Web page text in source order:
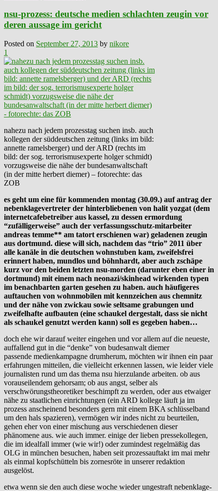
nsu-prozess: deutsche medien schlachten zeugin vor
deren aussage im gericht
Posted on September 27, 2013 by nikore
1
nahezu nach jedem prozesstag suchen insb. auch
kollegen der süddeutschen zeitung (links im bild:
annette ramelsberger) und der ARD (rechts im
bild: der sog. terrorismusexperte holger schmidt)
vorzugsweise die nähe der bundesanwaltschaft
(in der mitte herbert diemer) – fotorechte: das
ZOB
es geht um eine für kommenden montag (30.09.) auf antrag der
nebenklagevertreter der hinterbliebenen von halit yozgat (dem
internetcafebetreiber aus kassel, zu dessen ermordung
“zufälligerweise” auch der verfassungsschutz-mitarbeiter
andreas temme** am tatort erschienen war) geladenen zeugin
aus dortmund. diese will sich, nachdem das “trio” 2011 über
alle kanäle in die deutschen wohnstuben kam, zweifelsfrei
erinnert haben, mundlos und böhnhardt, aber auch zschäpe
kurz vor den beiden letzten nsu-morden (darunter eben einer in
dortmund) mit einem nach neonazi/skinhead wirkenden typen
im benachbarten garten gesehen zu haben. auch häufigeres
auftauchen von wohnmobilen mit kennzeichen aus chemnitz
und der nähe von zwickau sowie seltsame grabungen und
zweifelhafte aufbauten (eine schaukel dergestalt, dass sie nicht
als schaukel genutzt werden kann) soll es gegeben haben…
doch ehe wir darauf weiter eingehen und vor allem auf die neueste,
auffallend gut in die “denke” von budesanwalt diemer
passende medienkampagne drumherum, möchten wir ihnen ein paar
erfahrungen mitteilen, die vielleicht erkennen lassen, wie leider viele
journalisten rund um das thema nsu hierzulande arbeiten. ob aus
vorauseilendem gehorsam; ob aus angst, selber als
verschwörungstheoretiker beschimpft zu werden, oder aus etwaiger
nähe zu staatlichen einrichtungen (ein ARD kollege läuft ja im
prozess anscheinend besonders gern mit einem BKA schlüsselband
um den hals spazieren), vermögen wir indes nicht zu beurteilen,
gehen eher von einer mischung aus verschiedenen dieser
phänomene aus. wie auch immer. einige der lieben pressekollegen,
die im idealfall immer (wie wir!) oder zumindest regelmäßig das
OLG in münchen besuchen, haben seit prozessauftakt im mai mehr
als einmal kopfschütteln bis zornesröte in unserer redaktion
ausgelöst.
etwa wenn sie den auch diese woche wieder ungestraft nebenklage-